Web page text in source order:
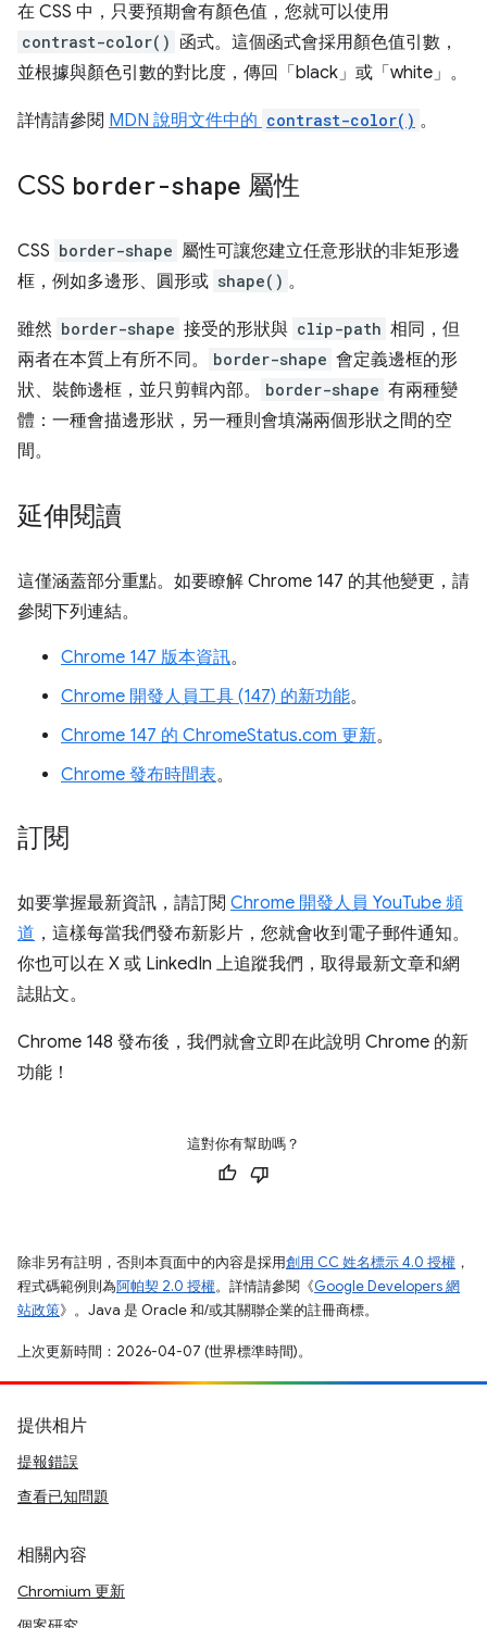
在 CSS 中，只要預期會有顏色值，您就可以使用
contrast-color() 函式。這個函式會採用顏色值引數，
並根據與顏色引數的對比度，傳回「black」或「white」。
詳情請參閱 MDN 說明文件中的 contrast-color() 。
CSS border-shape 屬性
CSS border-shape 屬性可讓您建立任意形狀的非矩形邊
框，例如多邊形、圓形或 shape() 。
雖然 border-shape 接受的形狀與 clip-path 相同，但
兩者在本質上有所不同。
border-shape 會定義邊框的形
狀、裝飾邊框，並只剪輯內部。
border-shape 有兩種變
體：一種會描邊形狀，另一種則會填滿兩個形狀之間的空
間。
延伸閱讀
這僅涵蓋部分重點。如要瞭解 Chrome 147 的其他變更，請
參閱下列連結。
Chrome 147 版本資訊。
Chrome 開發人員工具 (147) 的新功能。
Chrome 147 的 ChromeStatus.com 更新。
Chrome 發布時間表。
訂閱
如要掌握最新資訊，請訂閱 Chrome 開發人員 YouTube 頻
道 ，這樣每當我們發布新影片，您就會收到電子郵件通知。
你也可以在 X 或 LinkedIn 上追蹤我們，取得最新文章和網
誌貼文。
Chrome 148 發布後，我們就會立即在此說明 Chrome 的新
功能！
這對你有幫助嗎？
除非另有註明，否則本頁面中的內容是採用創用 CC 姓名標示 4.0 授權 ，
程式碼範例則為阿帕契 2.0 授權。詳情請參閱《Google Developers 網
站政策》。Java 是 Oracle 和/或其關聯企業的註冊商標。
上次更新時間：2026-04-07 (世界標準時間)。
提供相片
提報錯誤
查看已知問題
相關內容
Chromium 更新